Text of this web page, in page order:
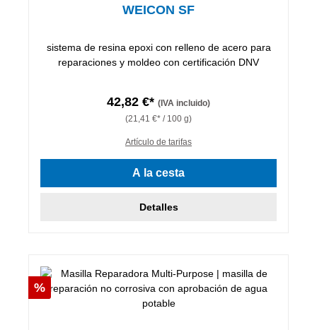
WEICON SF
sistema de resina epoxi con relleno de acero para
reparaciones y moldeo con certificación DNV
42,82 €* (IVA incluido)
(21,41 €* / 100 g)
Artículo de tarifas
A la cesta
Detalles
Descuento
%